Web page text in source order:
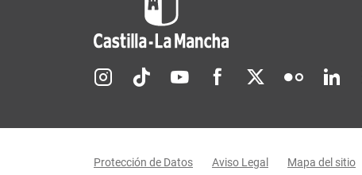
Redes sociales JCCM
Protección de Datos Aviso Legal Mapa del sitio